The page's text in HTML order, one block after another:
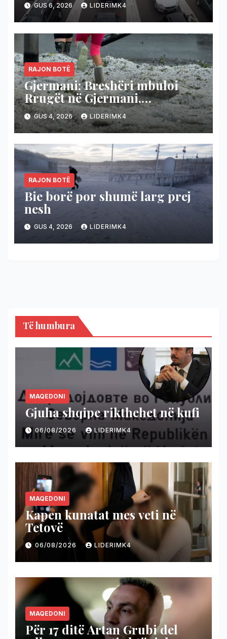
GUS 6, 2026 LIDERIMK4
RAJON BOTË
Gjermani: Breshëri mbuloi
Rrugët në Gjermani,
temperaturat bien nga 36 në 19
gradë
GUS 4, 2026 LIDERIMK4
RAJON BOTË
Bie borë por shumë larg prej
nesh
GUS 4, 2026 LIDERIMK4
Të humbura
MAQEDONI
Gjuha shqipe rikthehet në kufi
06/08/2026 LIDERIMK4
MAQEDONI
Kapen kunatat mes veti në
Tetovë
06/08/2026 LIDERIMK4
MAQEDONI
Për 17 ditë Artan Grubi del